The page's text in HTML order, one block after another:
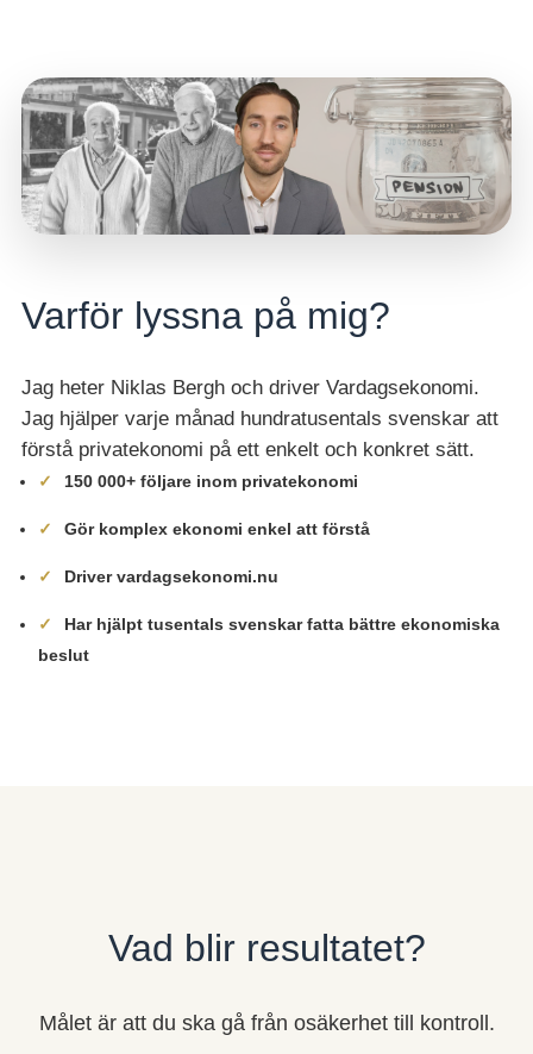
Varför lyssna på mig?
Jag heter Niklas Bergh och driver Vardagsekonomi.
Jag hjälper varje månad hundratusentals svenskar att
förstå privatekonomi på ett enkelt och konkret sätt.
150 000+ följare inom privatekonomi
Gör komplex ekonomi enkel att förstå
Driver vardagsekonomi.nu
Har hjälpt tusentals svenskar fatta bättre ekonomiska
beslut
Vad blir resultatet?
Målet är att du ska gå från osäkerhet till kontroll.